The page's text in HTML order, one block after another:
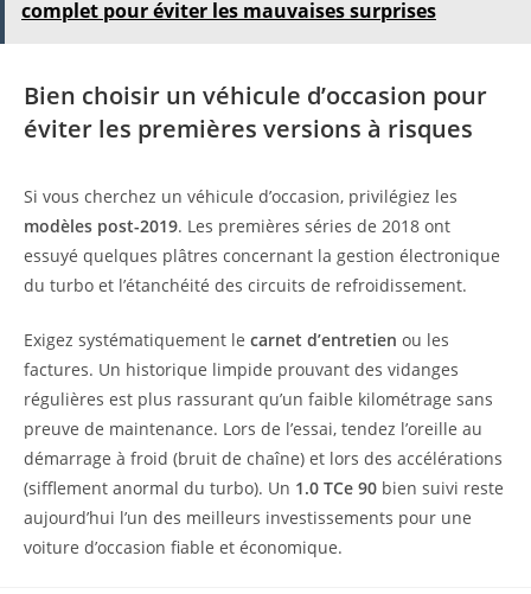
complet pour éviter les mauvaises surprises
Bien choisir un véhicule d’occasion pour
éviter les premières versions à risques
Si vous cherchez un véhicule d’occasion, privilégiez les
modèles post-2019. Les premières séries de 2018 ont
essuyé quelques plâtres concernant la gestion électronique
du turbo et l’étanchéité des circuits de refroidissement.
Exigez systématiquement le carnet d’entretien ou les
factures. Un historique limpide prouvant des vidanges
régulières est plus rassurant qu’un faible kilométrage sans
preuve de maintenance. Lors de l’essai, tendez l’oreille au
démarrage à froid (bruit de chaîne) et lors des accélérations
(sifflement anormal du turbo). Un 1.0 TCe 90 bien suivi reste
aujourd’hui l’un des meilleurs investissements pour une
voiture d’occasion fiable et économique.